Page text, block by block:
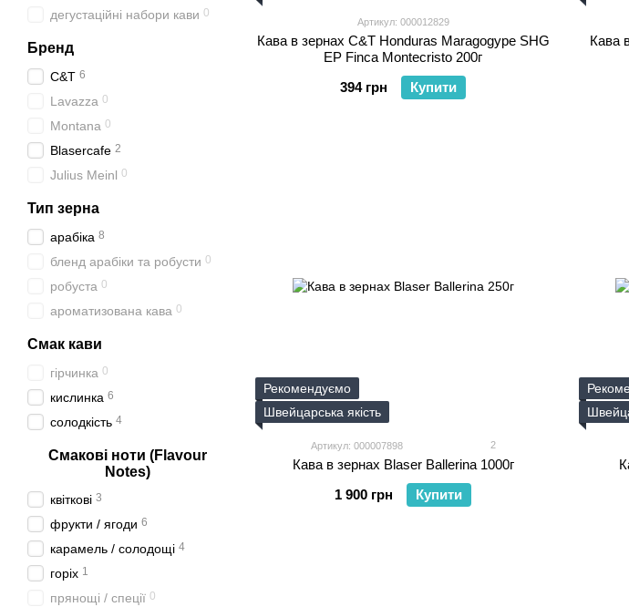
Артикул: 000012829
Кава в зернах C&T Honduras Maragogype SHG
EP Finca Montecristo 200г
394 грн
Купити
Кава
Рекомендуємо
Швейцарська якість
Артикул: 000007898 2
Кава в зернах Blaser Ballerina 1000г
1 900 грн
Купити
дегустаційні набори кави 0
Бренд
C&T 6
Lavazza 0
Montana 0
Blasercafe 2
Julius Meinl 0
Тип зерна
арабіка 8
бленд арабіки та робусти 0
робуста 0
ароматизована кава 0
Смак кави
гірчинка 0
кислинка 6
солодкість 4
Смакові ноти (Flavour
Notes)
квіткові 3
фрукти / ягоди 6
карамель / солодощі 4
горіх 1
прянощі / спеції 0